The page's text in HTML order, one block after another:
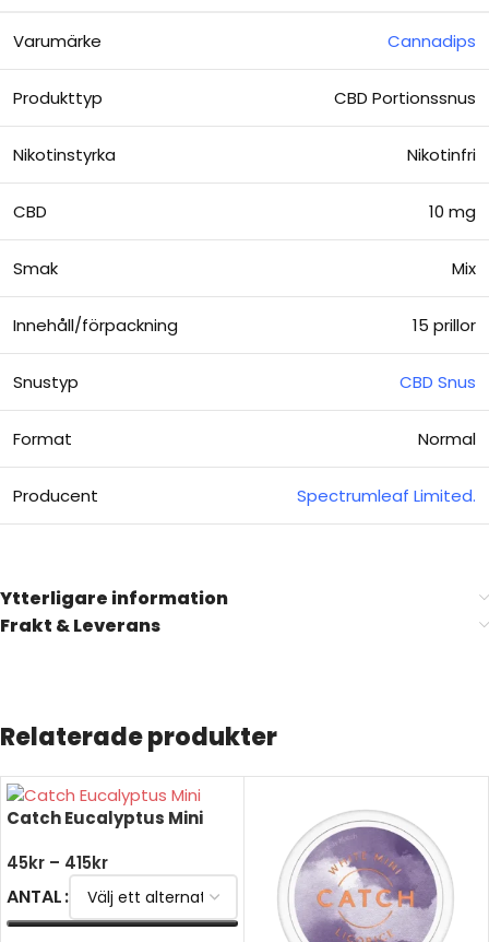
Varumärke Cannadips
Produkttyp CBD Portionssnus
Nikotinstyrka Nikotinfri
CBD 10 mg
Smak Mix
Innehåll/förpackning 15 prillor
Snustyp CBD Snus
Format Normal
Producent Spectrumleaf Limited.
Ytterligare information
Frakt & Leverans
Relaterade produkter
Catch Eucalyptus Mini
45kr – 415kr
ANTAL